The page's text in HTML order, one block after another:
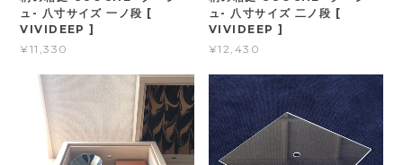
ュ- 八寸サイズ 一ノ段 [
VIVIDEEP ]
¥11,330
ュ- 八寸サイズ 二ノ段 [
VIVIDEEP ]
¥12,430